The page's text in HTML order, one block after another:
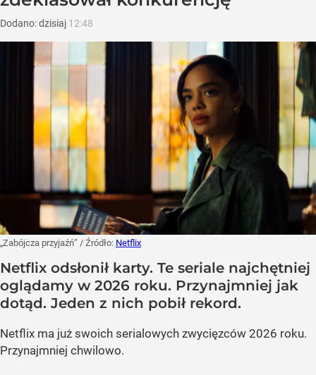
Dodano:dzisiaj 12:48
„Zabójcza przyjaźń” / Źródło: Netflix
Netflix odsłonił karty. Te seriale najchętniej
oglądamy w 2026 roku. Przynajmniej jak
dotąd. Jeden z nich pobił rekord.
Netflix ma już swoich serialowych zwycięzców 2026 roku.
Przynajmniej chwilowo.